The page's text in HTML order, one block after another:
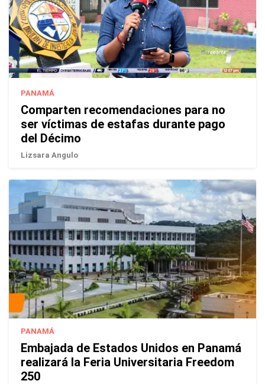
PANAMÁ
Comparten recomendaciones para no
ser víctimas de estafas durante pago
del Décimo
Lizsara Angulo
PANAMÁ
Embajada de Estados Unidos en Panamá
realizará la Feria Universitaria Freedom
250